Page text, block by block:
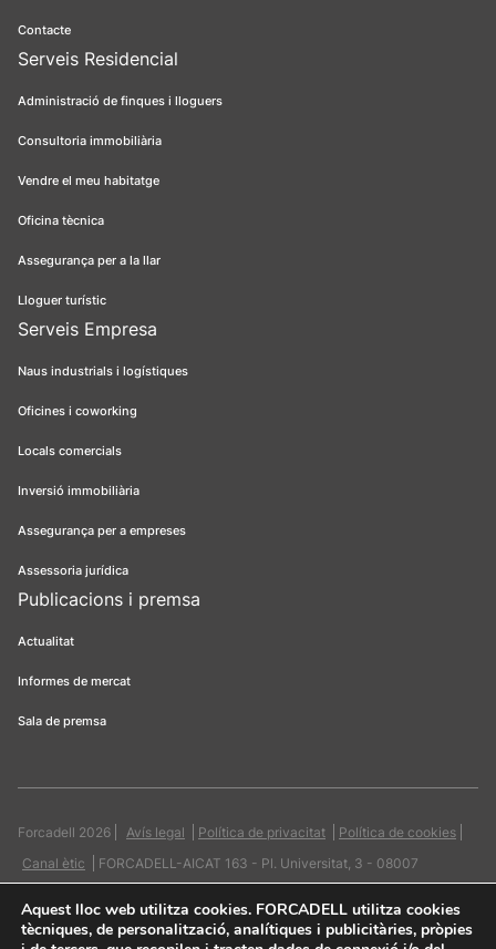
Contacte
Serveis Residencial
Administració de finques i lloguers
Consultoria immobiliària
Vendre el meu habitatge
Oficina tècnica
Assegurança per a la llar
Lloguer turístic
Serveis Empresa
Naus industrials i logístiques
Oficines i coworking
Locals comercials
Inversió immobiliària
Assegurança per a empreses
Assessoria jurídica
Publicacions i premsa
Actualitat
Informes de mercat
Sala de premsa
Forcadell 2026 Avís legal Política de privacitat
Política de cookies
Canal ètic
FORCADELL-AICAT 163 - Pl. Universitat, 3 - 08007
Aquest lloc web utilitza cookies. FORCADELL utilitza cookies
tècniques, de personalització, analítiques i publicitàries, pròpies